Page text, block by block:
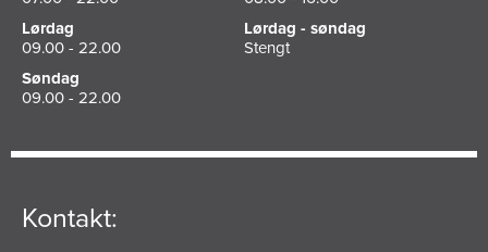
Lørdag
09.00 - 22.00
Søndag
09.00 - 22.00
Lørdag - søndag
Stengt
Kontakt: